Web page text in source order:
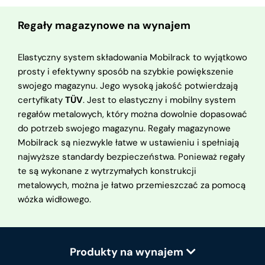
Regały magazynowe na wynajem
Elastyczny system składowania Mobilrack to wyjątkowo
prosty i efektywny sposób na szybkie powiększenie
swojego magazynu. Jego wysoką jakość potwierdzają
certyfikaty TÜV. Jest to elastyczny i mobilny system
regałów metalowych, który można dowolnie dopasować
do potrzeb swojego magazynu. Regały magazynowe
Mobilrack są niezwykle łatwe w ustawieniu i spełniają
najwyższe standardy bezpieczeństwa. Ponieważ regały
te są wykonane z wytrzymałych konstrukcji
metalowych, można je łatwo przemieszczać za pomocą
wózka widłowego.
Produkty na wynajem